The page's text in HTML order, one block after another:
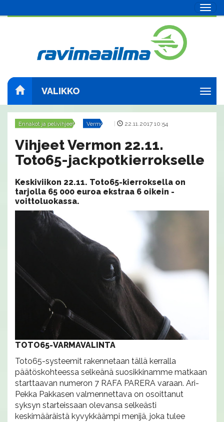
VALIKKO
Ennakot ja pelivihjeet Vermo 22.11.2017 10:54
Vihjeet Vermon 22.11.
Toto65-jackpotkierrokselle
Keskiviikon 22.11. Toto65-kierroksella on
tarjolla 65 000 euroa ekstraa 6 oikein -
voittoluokassa.
TOTO65-VARMAVALINTA
Toto65-systeemit rakennetaan tällä kerralla
päätöskohteessa selkeänä suosikkinamme matkaan
starttaavan numeron 7 RAFA PARERA varaan. Ari-
Pekka Pakkasen valmennettava on osoittanut
syksyn starteissaan olevansa selkeästi
keskimääräistä kyvykkäämpi menijä, joka tulee